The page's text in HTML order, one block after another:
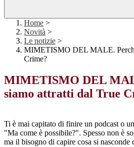
Home >
Novità >
Le notizie >
MIMETISMO DEL MALE.
Crime?
MIMETISMO DEL
siamo attratti dal True
Ti è mai capitato di finire un podcast o
"Ma come è possibile?". Spesso non è
ma il bisogno di capire cosa si